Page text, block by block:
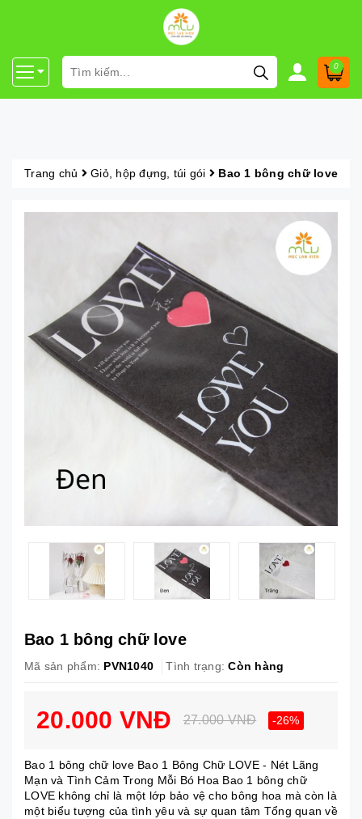
0
Trang chủ Giỏ, hộp đựng, túi gói Bao 1 bông chữ love
Bao 1 bông chữ love
Mã sản phẩm: PVN1040 Tình trạng: Còn hàng
20.000 VNĐ 27.000 VNĐ -26%
Bao 1 bông chữ love Bao 1 Bông Chữ LOVE - Nét Lãng
Mạn và Tình Cảm Trong Mỗi Bó Hoa Bao 1 bông chữ
LOVE không chỉ là một lớp bảo vệ cho bông hoa mà còn là
một biểu tượng của tình yêu và sự quan tâm Tổng quan về